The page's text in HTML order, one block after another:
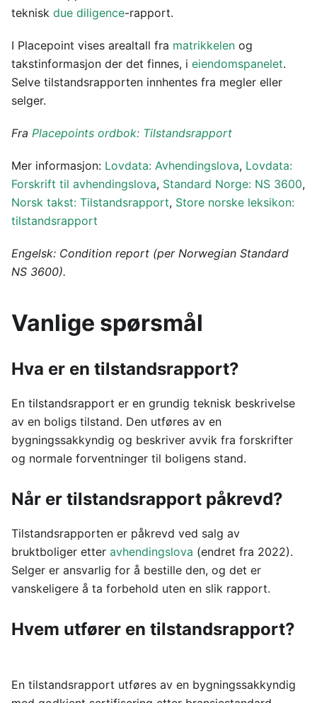
teknisk due diligence-rapport.
I Placepoint vises arealtall fra matrikkelen og
takstinformasjon der det finnes, i eiendomspanelet.
Selve tilstandsrapporten innhentes fra megler eller
selger.
Fra Placepoints ordbok: Tilstandsrapport
Mer informasjon: Lovdata: Avhendingslova, Lovdata:
Forskrift til avhendingslova, Standard Norge: NS 3600,
Norsk takst: Tilstandsrapport, Store norske leksikon:
tilstandsrapport
Engelsk: Condition report (per Norwegian Standard
NS 3600).
Vanlige spørsmål
Hva er en tilstandsrapport?
En tilstandsrapport er en grundig teknisk beskrivelse
av en boligs tilstand. Den utføres av en
bygningssakkyndig og beskriver avvik fra forskrifter
og normale forventninger til boligens stand.
Når er tilstandsrapport påkrevd?
Tilstandsrapporten er påkrevd ved salg av
bruktboliger etter avhendingslova (endret fra 2022).
Selger er ansvarlig for å bestille den, og det er
vanskeligere å ta forbehold uten en slik rapport.
Hvem utfører en tilstandsrapport?
En tilstandsrapport utføres av en bygningssakkyndig